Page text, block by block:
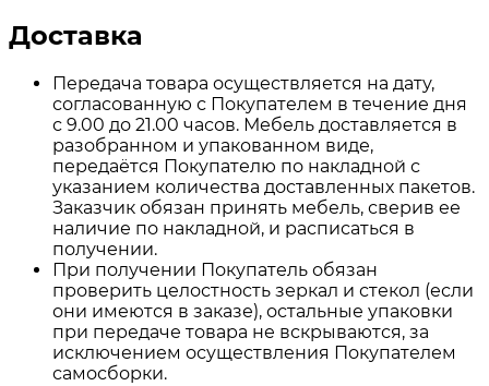
Доставка
Передача товара осуществляется на дату,
согласованную с Покупателем в течение дня
с 9.00 до 21.00 часов. Мебель доставляется в
разобранном и упакованном виде,
передаётся Покупателю по накладной с
указанием количества доставленных пакетов.
Заказчик обязан принять мебель, сверив ее
наличие по накладной, и расписаться в
получении.
При получении Покупатель обязан
проверить целостность зеркал и стекол (если
они имеются в заказе), остальные упаковки
при передаче товара не вскрываются, за
исключением осуществления Покупателем
самосборки.